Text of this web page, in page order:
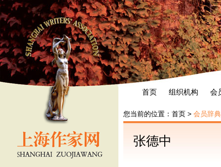
首页 组织机构 会
您当前的位置： 首页 > 会员辞典
张德中